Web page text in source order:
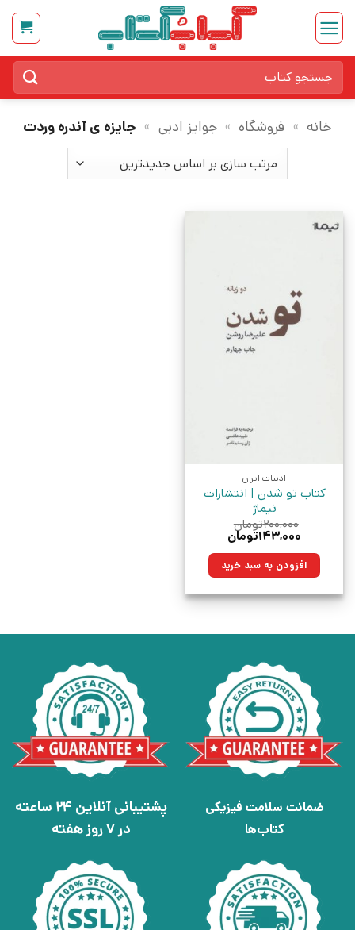
Skip
content
برای:
خانه » فروشگاه » جوایز ادبی » جایزه ی آندره وردت
ادبیات ایران
کتاب تو شدن | انتشارات
نیماژ
۲۰۰,۰۰۰تومان
قیمت
۲۰۰,۰۰۰تومان
بود.
۱۴۳,۰۰۰تومان
۱۴۳,۰۰۰تومان.افزودن به سبد خرید
ضمانت سلامت فیزیکی
کتاب‌ها
پشتیبانی آنلاین 24 ساعته
در 7 روز هفته